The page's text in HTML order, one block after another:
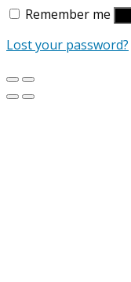
Remember me
Lost your password?